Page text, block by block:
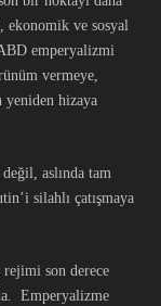
ekonomik ve sosyal
emperyalizmi
vermeye,
hizaya
aslında tam
silahlı çatışmaya
rejimi son derece
Emperyalizme